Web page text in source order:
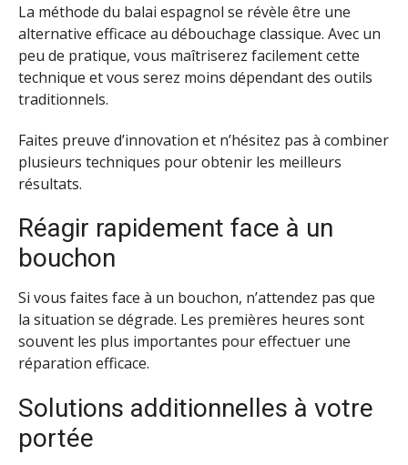
La méthode du balai espagnol se révèle être une
alternative efficace au débouchage classique. Avec un
peu de pratique, vous maîtriserez facilement cette
technique et vous serez moins dépendant des outils
traditionnels.
Faites preuve d’innovation et n’hésitez pas à combiner
plusieurs techniques pour obtenir les meilleurs
résultats.
Réagir rapidement face à un
bouchon
Si vous faites face à un bouchon, n’attendez pas que
la situation se dégrade. Les premières heures sont
souvent les plus importantes pour effectuer une
réparation efficace.
Solutions additionnelles à votre
portée